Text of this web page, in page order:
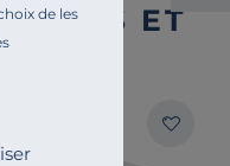
de les
ET